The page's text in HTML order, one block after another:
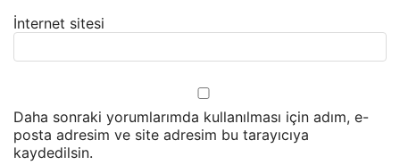
İnternet sitesi
Daha sonraki yorumlarımda kullanılması için adım, e-
posta adresim ve site adresim bu tarayıcıya
kaydedilsin.